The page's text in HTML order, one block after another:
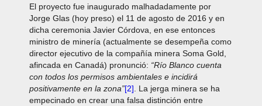
El proyecto fue inaugurado malhadadamente por
Jorge Glas (hoy preso) el 11 de agosto de 2016 y en
dicha ceremonia Javier Córdova, en ese entonces
ministro de minería (actualmente se desempeña como
director ejecutivo de la compañía minera Soma Gold,
afincada en Canadá) pronunció: “Río Blanco cuenta
con todos los permisos ambientales e incidirá
positivamente en la zona”[2] . La jerga minera se ha
empecinado en crear una falsa distinción entre